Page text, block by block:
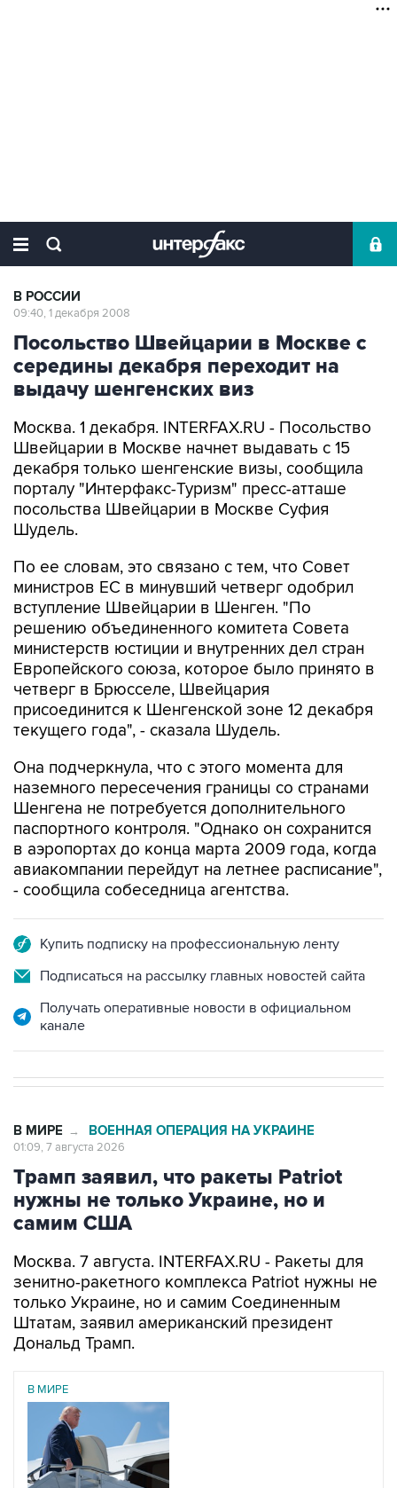
В РОССИИ
09:40, 1 декабря 2008
Посольство Швейцарии в Москве с
середины декабря переходит на
выдачу шенгенских виз
Москва. 1 декабря. INTERFAX.RU - Посольство
Швейцарии в Москве начнет выдавать с 15
декабря только шенгенские визы, сообщила
порталу "Интерфакс-Туризм" пресс-атташе
посольства Швейцарии в Москве Суфия
Шудель.
По ее словам, это связано с тем, что Совет
министров ЕС в минувший четверг одобрил
вступление Швейцарии в Шенген. "По
решению объединенного комитета Совета
министерств юстиции и внутренних дел стран
Европейского союза, которое было принято в
четверг в Брюсселе, Швейцария
присоединится к Шенгенской зоне 12 декабря
текущего года", - сказала Шудель.
Она подчеркнула, что с этого момента для
наземного пересечения границы со странами
Шенгена не потребуется дополнительного
паспортного контроля. "Однако он сохранится
в аэропортах до конца марта 2009 года, когда
авиакомпании перейдут на летнее расписание",
- сообщила собеседница агентства.
Купить подписку на профессиональную ленту
Подписаться на рассылку главных новостей сайта
Получать оперативные новости в официальном
канале
В МИРЕ → ВОЕННАЯ ОПЕРАЦИЯ НА УКРАИНЕ
01:09, 7 августа 2026
Трамп заявил, что ракеты Patriot
нужны не только Украине, но и
самим США
Москва. 7 августа. INTERFAX.RU - Ракеты для
зенитно-ракетного комплекса Patriot нужны не
только Украине, но и самим Соединенным
Штатам, заявил американский президент
Дональд Трамп.
В МИРЕ